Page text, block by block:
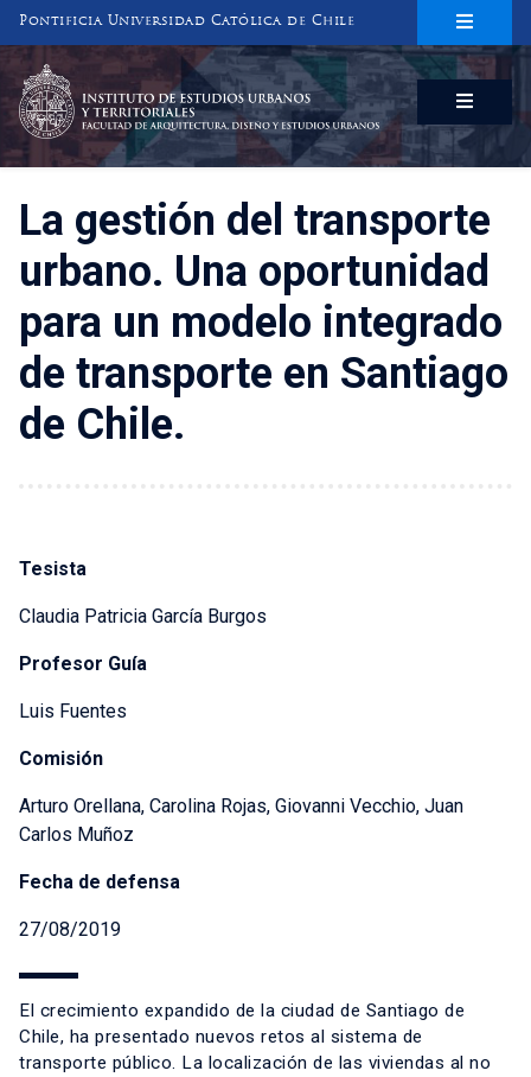
Pontificia Universidad Católica de Chile
INSTITUTO DE ESTUDIOS URBANOS
Y TERRITORIALES
FACULTAD DE ARQUITECTURA, DISEÑO Y ESTUDIOS URBANOS
La gestión del transporte
urbano. Una oportunidad
para un modelo integrado
de transporte en Santiago
de Chile.
Tesista
Claudia Patricia García Burgos
Profesor Guía
Luis Fuentes
Comisión
Arturo Orellana, Carolina Rojas, Giovanni Vecchio, Juan
Carlos Muñoz
Fecha de defensa
27/08/2019
El crecimiento expandido de la ciudad de Santiago de
Chile, ha presentado nuevos retos al sistema de
transporte público. La localización de las viviendas al no